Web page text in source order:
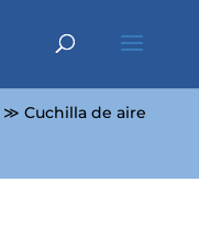
≫ Cuchilla de aire